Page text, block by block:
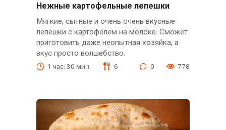
Нежные картофельные лепешки
Мягкие, сытные и очень очень вкусные
лепешки с картофелем на молоке. Сможет
приготовить даже неопытная хозяйка, а
вкус просто волшебство.
1 час. 30 мин. 6 0 778